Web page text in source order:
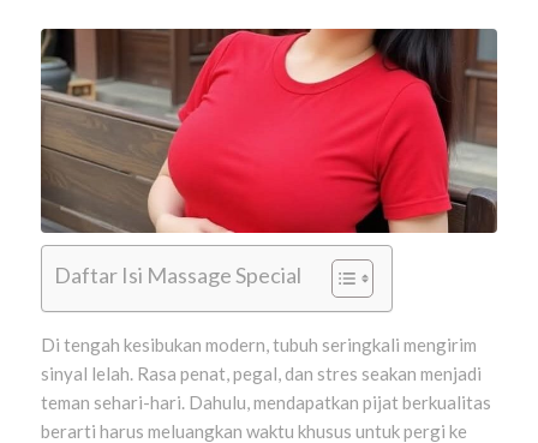
Daftar Isi Massage Special
Di tengah kesibukan modern, tubuh seringkali mengirim
sinyal lelah. Rasa penat, pegal, dan stres seakan menjadi
teman sehari-hari. Dahulu, mendapatkan pijat berkualitas
berarti harus meluangkan waktu khusus untuk pergi ke